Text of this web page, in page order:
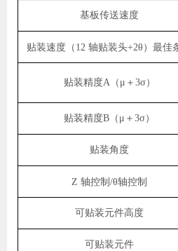
基板传送速度
贴装速度（12 轴贴装头+2θ）最佳
贴装精度A（μ＋3σ）
贴装精度B（μ＋3σ）
贴装角度
Z 轴控制/θ轴控制
可贴装元件高度
可贴装元件